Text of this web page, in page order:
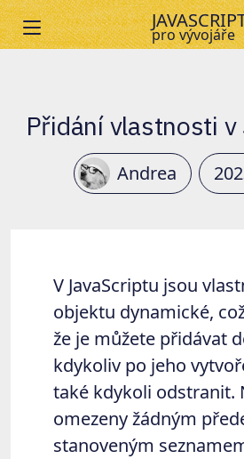
pro vývojáře
Funkce
Refaktoring
Přidání vlastnosti v
Andrea
V JavaScriptu jsou
objektu dynamické,
že je můžete přidávat
kdykoliv po jeho
také kdykoli odstranit.
omezeny žádným
stanoveným